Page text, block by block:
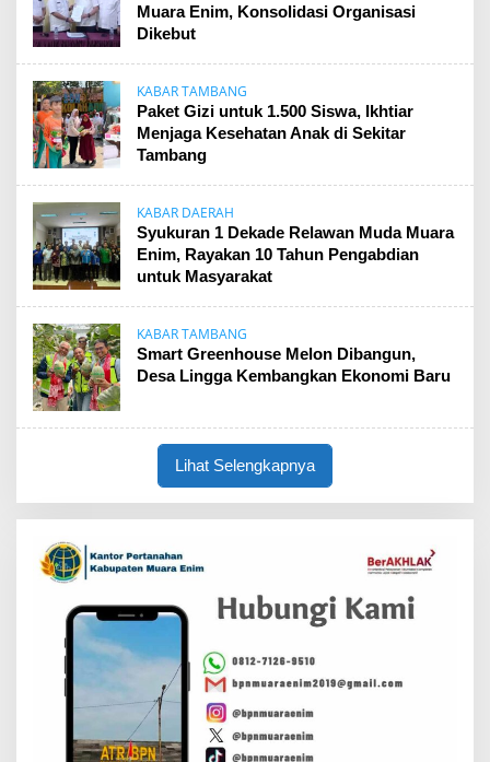
Muara Enim, Konsolidasi Organisasi
Dikebut
KABAR TAMBANG
Paket Gizi untuk 1.500 Siswa, Ikhtiar
Menjaga Kesehatan Anak di Sekitar
Tambang
KABAR DAERAH
Syukuran 1 Dekade Relawan Muda Muara
Enim, Rayakan 10 Tahun Pengabdian
untuk Masyarakat
KABAR TAMBANG
Smart Greenhouse Melon Dibangun,
Desa Lingga Kembangkan Ekonomi Baru
Lihat Selengkapnya